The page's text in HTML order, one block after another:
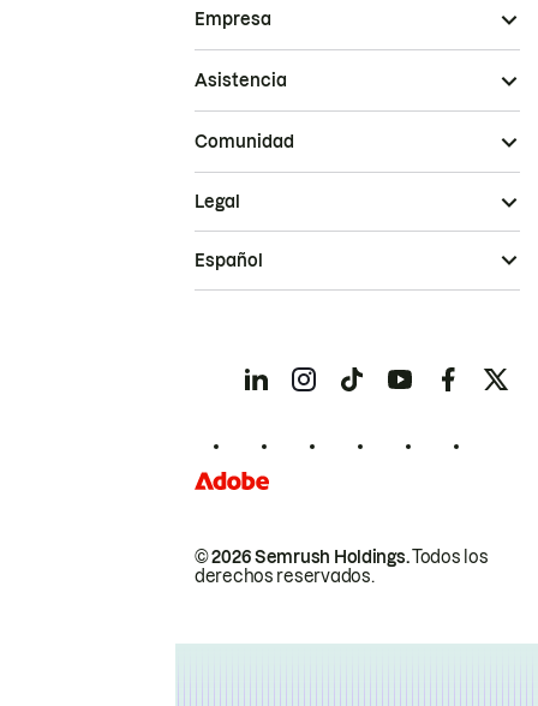
Empresa
Asistencia
Comunidad
© 2026 Semrush Holdings.Todos los
derechos reservados.
Legal
Español